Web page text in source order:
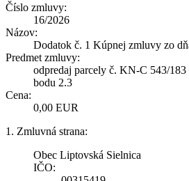
Číslo zmluvy:
16/2026
Názov:
Dodatok č. 1 Kúpnej zmluvy zo
Predmet zmluvy:
odpredaj parcely č. KN-C 543/183
bodu 2.3
Cena:
0,00 EUR
1. Zmluvná strana:
Obec Liptovská Sielnica
IČO: